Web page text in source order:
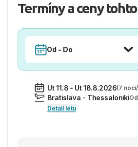
Termíny a ceny
Od - Do
Ut 11.8 - Ut 18.8.2026(7
Bratislava - Thessaloniki
Detail letu